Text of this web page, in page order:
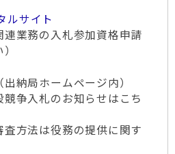
ルサイト
連業務の入札参加資格申請
（出納局ホームページ内）
争入札のお知らせはこち
査方法は役務の提供に関す